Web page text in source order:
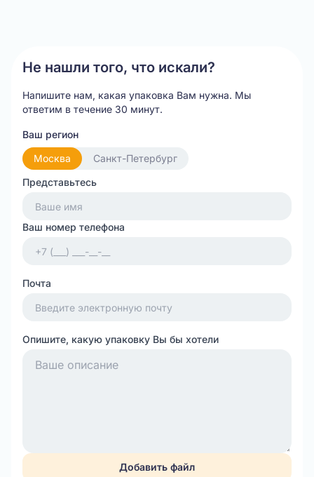
Не нашли того, что искали?
Напишите нам, какая упаковка Вам нужна. Мы
ответим в течение 30 минут.
Ваш регион
Москва
Санкт-Петербург
Представьтесь
Ваш номер телефона
Почта
Опишите, какую упаковку Вы бы хотели
Добавить файл